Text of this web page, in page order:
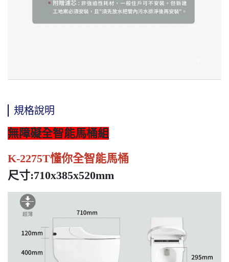
規格說明
無障礙全智能馬桶組
K-2275T懂你全智能馬桶
尺寸:710x385x520mm